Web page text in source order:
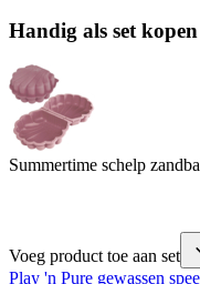
Handig als set kopen
Summertime schelp
Voeg product toe aan set
Play 'n Pure gewassen